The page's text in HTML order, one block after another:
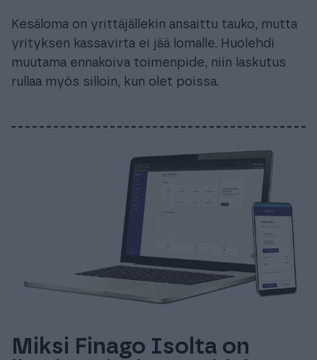
Kesäloma on yrittäjällekin ansaittu tauko, mutta
yrityksen kassavirta ei jää lomalle. Huolehdi
muutama ennakoiva toimenpide, niin laskutus
rullaa myös silloin, kun olet poissa.
Miksi Finago Isolta on